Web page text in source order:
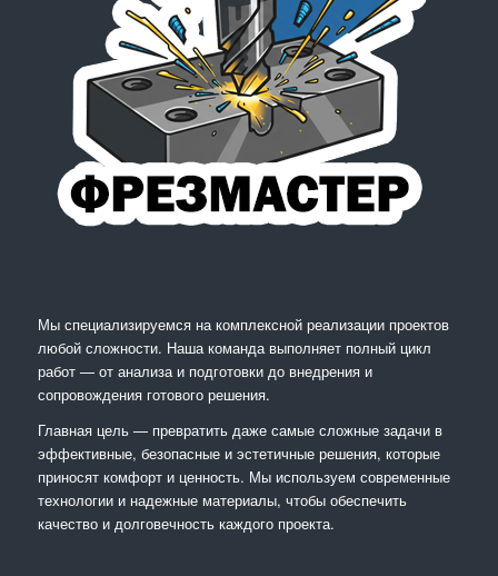
Мы специализируемся на комплексной реализации проектов
любой сложности. Наша команда выполняет полный цикл
работ — от анализа и подготовки до внедрения и
сопровождения готового решения.
Главная цель — превратить даже самые сложные задачи в
эффективные, безопасные и эстетичные решения, которые
приносят комфорт и ценность. Мы используем современные
технологии и надежные материалы, чтобы обеспечить
качество и долговечность каждого проекта.